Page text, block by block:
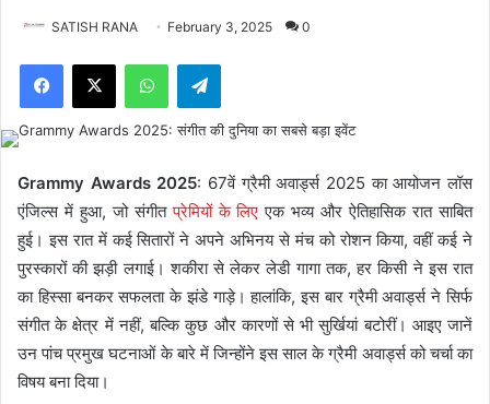
SATISH RANA February 3, 2025 0
Facebook
X WhatsAppTelegram
Grammy Awards 2025: 67वें ग्रैमी अवार्ड्स 2025 का आयोजन लॉस
एंजिल्स में हुआ, जो संगीतप्रेमियों के लिए एक भव्य और ऐतिहासिक रात साबित
हुई। इस रात में कई सितारों ने अपने अभिनय से मंच को रोशन किया, वहीं कई ने
पुरस्कारों की झड़ी लगाई। शकीरा से लेकर लेडी गागा तक, हर किसी ने इस रात
का हिस्सा बनकर सफलता के झंडे गाड़े। हालांकि, इस बार ग्रैमी अवार्ड्स ने सिर्फ
संगीत के क्षेत्र में नहीं, बल्कि कुछ और कारणों से भी सुर्खियां बटोरीं। आइए जानें
उन पांच प्रमुख घटनाओं के बारे में जिन्होंने इस साल के ग्रैमी अवार्ड्स को चर्चा का
विषय बना दिया।